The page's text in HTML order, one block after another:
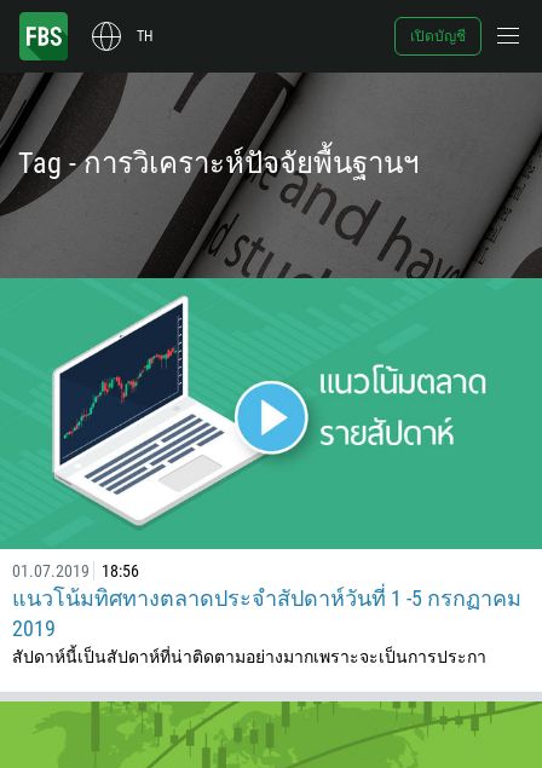
TH เปิดบัญชี
Tag - การวิเคราะห์ปัจจัยพื้นฐานฯ
01.07.2019 18:56
แนวโน้มทิศทางตลาดประจำสัปดาห์วันที่ 1 -5 กรกฏาคม
2019
สัปดาห์นี้เป็นสัปดาห์ที่น่าติดตามอย่างมากเพราะจะเป็นการประกา